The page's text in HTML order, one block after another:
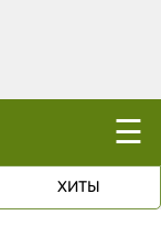
☰
ХИТЫ